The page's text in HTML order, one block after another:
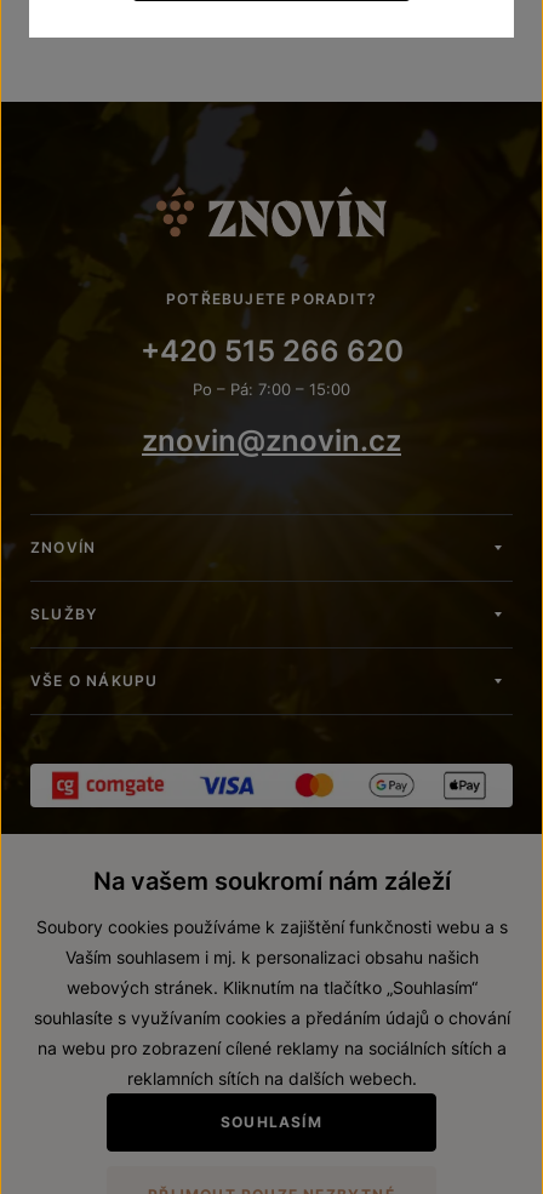
POTŘEBUJETE PORADIT?
+420 515 266 620
Po – Pá: 7:00 – 15:00
znovin@znovin.cz
ZNOVÍN
SLUŽBY
VŠE O NÁKUPU
© 2026 ZNOVÍN ZNOJMO, a. s.
Prohlášení o přístupnosti
Zákaz prodeje alkoholických nápojů osobám mladším 18 let.
Na vašem soukromí nám záleží
Soubory cookies používáme k zajištění funkčnosti webu a s
Vaším souhlasem i mj. k personalizaci obsahu našich
webových stránek. Kliknutím na tlačítko „Souhlasím“
souhlasíte s využívaním cookies a předáním údajů o chování
na webu pro zobrazení cílené reklamy na sociálních sítích a
reklamních sítích na dalších webech.
SOUHLASÍM